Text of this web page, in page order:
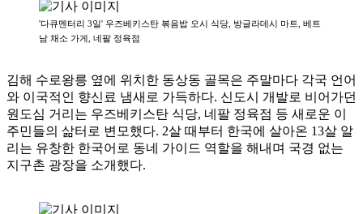
'다큐멘터리 3일' 우즈베키스탄 볶음밥 오시 식당, 방글라데시 마트, 베트
남 채소 가게, 네팔 정육점
김해 수로왕릉 옆에 위치한 동상동 골목은 주말마다 각국 언어
와 이국적인 향신료 냄새로 가득하다. 신도시 개발로 비어가던
원도심 거리는 우즈베키스탄 식당, 네팔 정육점 등 새로운 이
주민들의 삶터로 변모했다. 2살 때부터 한국에 살아온 13살 알
리는 유창한 한국어로 동네 가이드 역할을 해내며 국경 없는
지구촌 광장을 소개했다.